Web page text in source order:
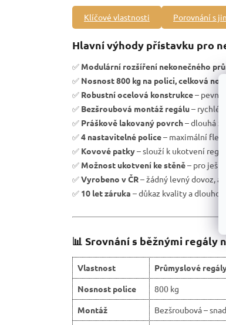
Klíčové vlastnosti Porovnání s
Hlavní výhody přístavku pro
✅ Modulární rozšíření nekonečného
✅ Nosnost 800 kg na polici, celková
✅ Robustní ocelová konstrukce–
✅ Bezšroubová montáž regálu– rychlé
✅ Práškově lakovaný povrch– dlouhá
✅4 nastavitelné police– maximální
✅ Kovové patky– slouží k ukotvení
✅ Možnost ukotvení ke stěně– pro
✅Vyrobeno v ČR– žádný levný dovoz,
✅ 10 let záruka – důkaz kvality a
📊 Srovnání s běžnými regály
Vlastnost Průmyslové
Nosnost police
800 kg
Montáž
Bezšroubová –